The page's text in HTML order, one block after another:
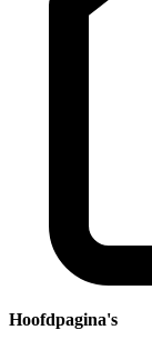
Hoofdpagina's